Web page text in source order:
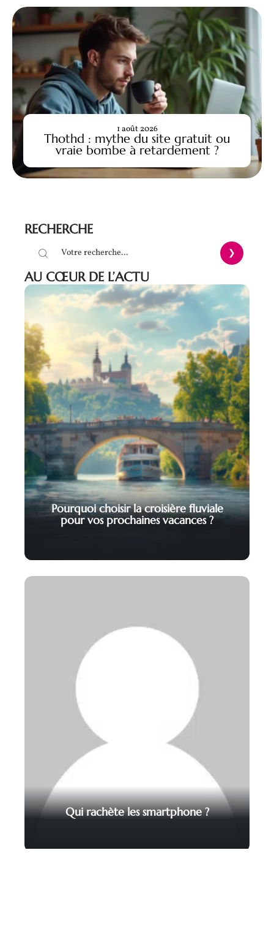
Thothd : mythe du site gratuit ou
vraie bombe à retardement ?
1 août 2026
RECHERCHE
AU CŒUR DE L’ACTU
Pourquoi choisir la croisière fluviale
pour vos prochaines vacances ?
Qui rachète les smartphone ?